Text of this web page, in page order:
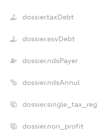
dossier.taxDebt
dossier.esvDebt
dossier.ndsPayer
dossier.ndsAnnul
dossier.single_tax_reg
dossier.non_profit